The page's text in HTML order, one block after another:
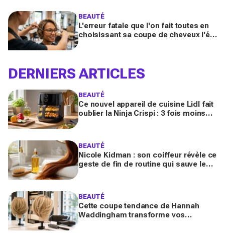
BEAUTÉ
L'erreur fatale que l'on fait toutes en
choisissant sa coupe de cheveux l'été
DERNIERS ARTICLES
BEAUTÉ
Ce nouvel appareil de cuisine Lidl fait
oublier la Ninja Crispi : 3 fois moins
BEAUTÉ
Nicole Kidman : son coiffeur révèle ce
geste de fin de routine qui sauve les
BEAUTÉ
Cette coupe tendance de Hannah
Waddingham transforme vos